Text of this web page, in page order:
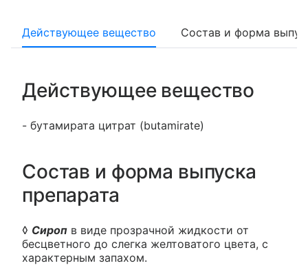
Действующее вещество Состав и форма
Действующее вещество
- бутамирата цитрат (butamirate)
Состав и форма выпуска
препарата
◊ Сироп в виде прозрачной жидкости от
бесцветного до слегка желтоватого цвета, с
характерным запахом.